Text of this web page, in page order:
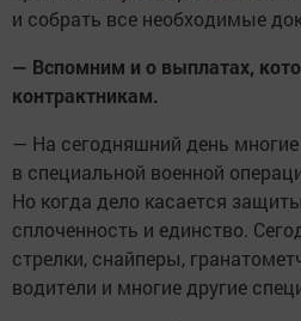
и собрать все необходимые
— Вспомним и о выплатах,
контрактникам.
— На сегодняшний день
в специальной военной
Но когда дело касается
сплоченность и единство.
стрелки, снайперы,
водители и многие другие